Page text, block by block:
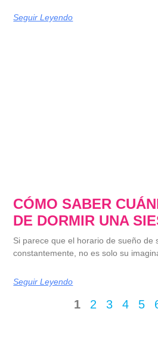
Seguir Leyendo
CÓMO SABER
DE DORMIR UNA
Si parece que el horario de sueño de
constantemente, no es solo su
Seguir Leyendo
1 2 3 4 5